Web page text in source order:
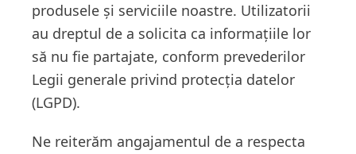
produsele și serviciile noastre. Utilizatorii
au dreptul de a solicita ca informațiile lor
să nu fie partajate, conform prevederilor
Legii generale privind protecția datelor
(LGPD).
Ne reiterăm angajamentul de a respecta